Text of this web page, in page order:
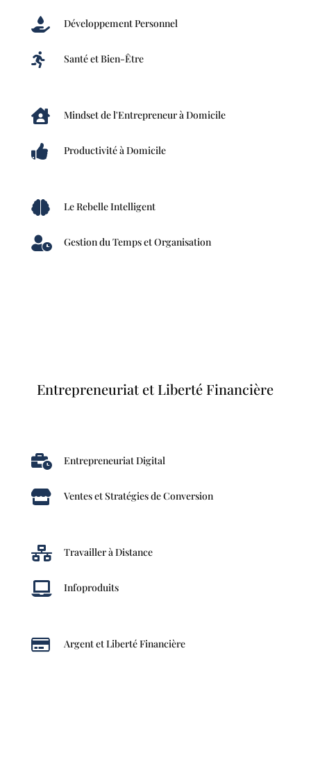
 Développement Personnel
 Santé et Bien-Être
 Mindset de l'Entrepreneur à Domicile
 Productivité à Domicile
 Le Rebelle Intelligent
 Gestion du Temps et Organisation
Entrepreneuriat et Liberté Financière
 Entrepreneuriat Digital
 Ventes et Stratégies de Conversion
 Travailler à Distance
 Infoproduits
 Argent et Liberté Financière